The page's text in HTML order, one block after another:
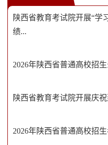
陕西省教育考试院开展“学
绩...
2026年陕西省普通高校招
陕西省教育考试院开展庆
2026年陕西省普通高校招